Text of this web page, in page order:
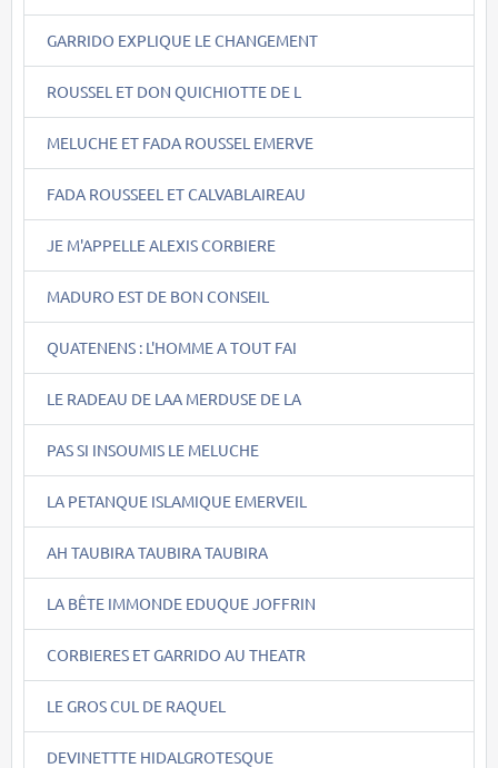
GARRIDO EXPLIQUE LE CHANGEMENT
ROUSSEL ET DON QUICHIOTTE DE L
MELUCHE ET FADA ROUSSEL EMERVE
FADA ROUSSEEL ET CALVABLAIREAU
JE M'APPELLE ALEXIS CORBIERE
MADURO EST DE BON CONSEIL
QUATENENS : L'HOMME A TOUT FAI
LE RADEAU DE LAA MERDUSE DE LA
PAS SI INSOUMIS LE MELUCHE
LA PETANQUE ISLAMIQUE EMERVEIL
AH TAUBIRA TAUBIRA TAUBIRA
LA BÊTE IMMONDE EDUQUE JOFFRIN
CORBIERES ET GARRIDO AU THEATR
LE GROS CUL DE RAQUEL
DEVINETTTE HIDALGROTESQUE